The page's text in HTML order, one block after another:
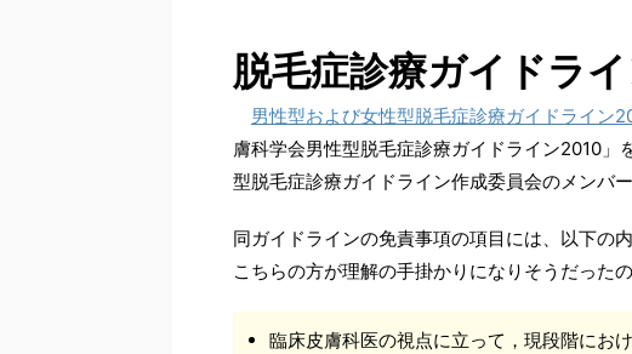
脱毛症診療ガイドラ
男性型および女性型脱毛症診療ガイドライン
膚科学会男性型脱毛症診療ガイドライン2010
型脱毛症診療ガイドライン作成委員会のメンバ
同ガイドラインの免責事項の項目には、以下の
こちらの方が理解の手掛かりになりそうだった
臨床皮膚科医の視点に立って，現段階にお